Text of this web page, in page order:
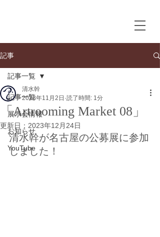
記事
記事一覧
展示会情報
お知らせ
YouTube
記事一覧
「Artrooming Market 08」
清水幹
2023年11月2日 読了時間: 1分
更新日： 2023年12月24日
清水幹が名古屋の公募展に参加
しました！